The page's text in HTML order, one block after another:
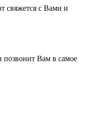
свяжется с Вами и
позвонит Вам в самое